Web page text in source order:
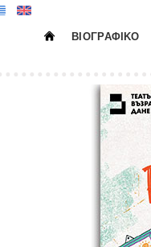
ΒΙΟΓΡΑΦΙΚΟ